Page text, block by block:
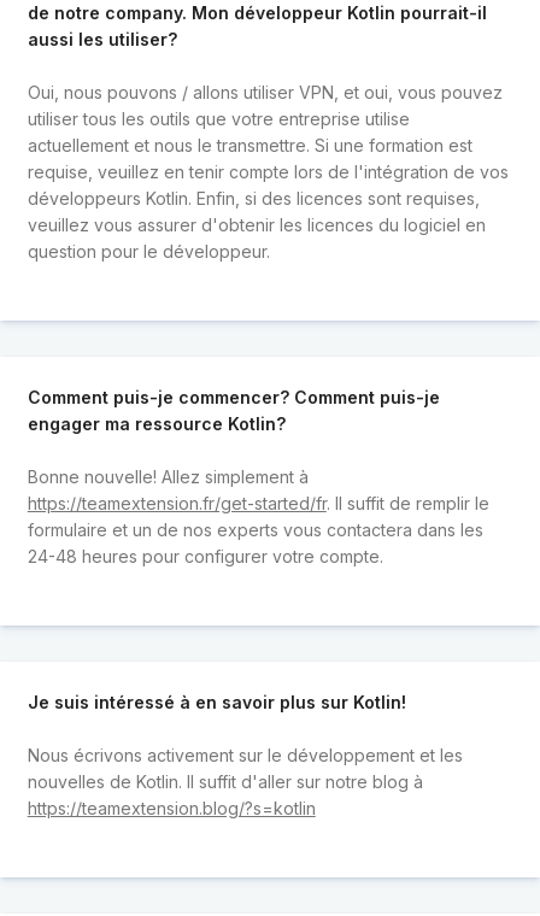
de notre company. Mon développeur Kotlin pourrait-il
aussi les utiliser?
Oui, nous pouvons / allons utiliser VPN, et oui, vous pouvez
utiliser tous les outils que votre entreprise utilise
actuellement et nous le transmettre. Si une formation est
requise, veuillez en tenir compte lors de l'intégration de vos
développeurs Kotlin. Enfin, si des licences sont requises,
veuillez vous assurer d'obtenir les licences du logiciel en
question pour le développeur.
Comment puis-je commencer? Comment puis-je
engager ma ressource Kotlin?
Bonne nouvelle! Allez simplement à
https://teamextension.fr/get-started/fr. Il suffit de remplir le
formulaire et un de nos experts vous contactera dans les
24-48 heures pour configurer votre compte.
Je suis intéressé à en savoir plus sur Kotlin!
Nous écrivons activement sur le développement et les
nouvelles de Kotlin. Il suffit d'aller sur notre blog à
https://teamextension.blog/?s=kotlin